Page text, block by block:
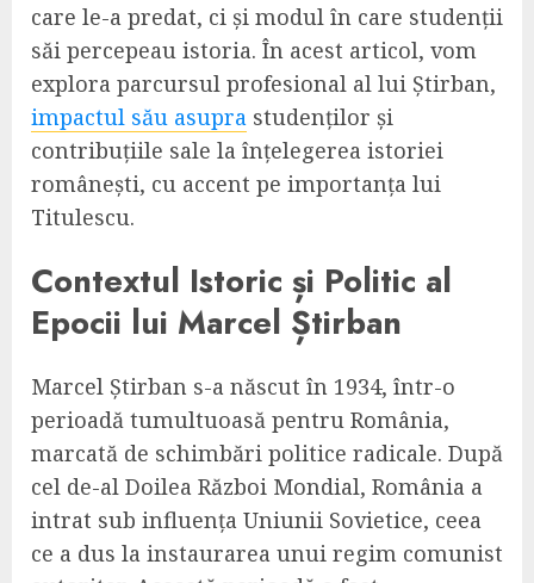
care le-a predat, ci și modul în care studenții
săi percepeau istoria. În acest articol, vom
explora parcursul profesional al lui Știrban,
impactul său asupra studenților și
contribuțiile sale la înțelegerea istoriei
românești, cu accent pe importanța lui
Titulescu.
Contextul Istoric și Politic al
Epocii lui Marcel Știrban
Marcel Știrban s-a născut în 1934, într-o
perioadă tumultuoasă pentru România,
marcată de schimbări politice radicale. După
cel de-al Doilea Război Mondial, România a
intrat sub influența Uniunii Sovietice, ceea
ce a dus la instaurarea unui regim comunist